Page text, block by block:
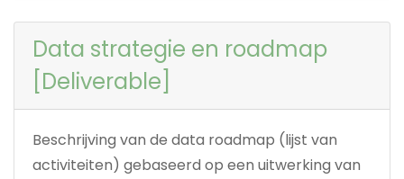
Data strategie en roadmap
[Deliverable]
Beschrijving van de data roadmap (lijst van
activiteiten) gebaseerd op een uitwerking van